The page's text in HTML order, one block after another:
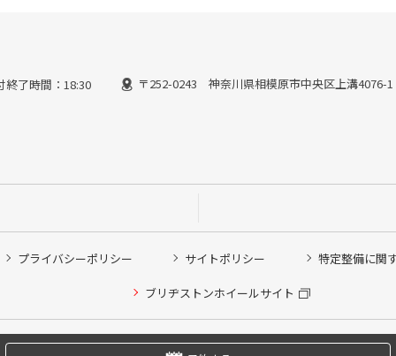
了時間：18:30 〒252-0243 神奈川県相模原市中央区上溝4076-1
プライバシーポリシー サイトポリシー 特定整備に関
ブリヂストンホイールサイト
Copyright © 2024 Bridgestone Retail Co.,Ltd. All rights Reserved.
ット作業の予約
のクローク契約会員の方はこちらを選択ください
はご利用いただけません